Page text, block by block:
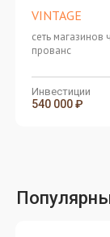
VINTAGE
сеть магазинов
прованс
Инвестиции
540 000 ₽